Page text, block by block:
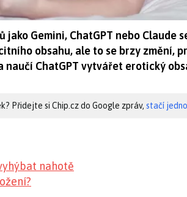
Gemini, ChatGPT nebo Claude
obsahu, ale to se brzy změní,
naučí ChatGPT vytvářet erotický
Přidejte si Chip.cz do Google zpráv, stačí
nahotě